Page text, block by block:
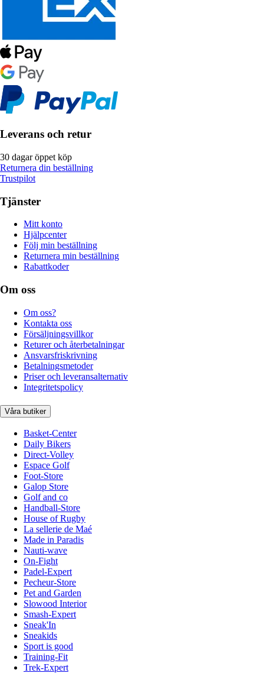
Leverans och retur
30 dagar öppet köp
Returnera din beställning
Trustpilot
Tjänster
Mitt konto
Hjälpcenter
Följ min beställning
Returnera min beställning
Rabattkoder
Om oss
Om oss?
Kontakta oss
Försäljningsvillkor
Returer och återbetalningar
Ansvarsfriskrivning
Betalningsmetoder
Priser och leveransalternativ
Integritetspolicy
Våra butiker
Basket-Center
Daily Bikers
Direct-Volley
Espace Golf
Foot-Store
Galop Store
Golf and co
Handball-Store
House of Rugby
La sellerie de Maé
Made in Paradis
Nauti-wave
On-Fight
Padel-Expert
Pecheur-Store
Pet and Garden
Slowood Interior
Smash-Expert
Sneak'In
Sneakids
Sport is good
Training-Fit
Trek-Expert